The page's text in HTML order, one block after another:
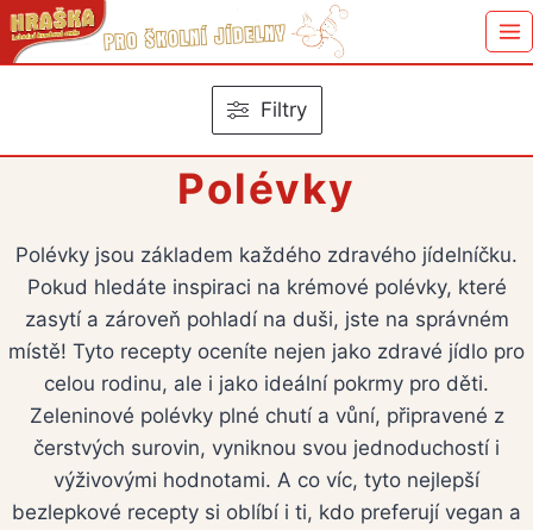
Přeskočit
na
Filtry
Polévky
Polévky jsou základem každého zdravého jídelníčku.
Pokud hledáte inspiraci na krémové polévky, které
zasytí a zároveň pohladí na duši, jste na správném
místě! Tyto recepty oceníte nejen jako zdravé jídlo pro
celou rodinu, ale i jako ideální pokrmy pro děti.
Zeleninové polévky plné chutí a vůní, připravené z
čerstvých surovin, vyniknou svou jednoduchostí i
výživovými hodnotami. A co víc, tyto nejlepší
bezlepkové recepty si oblíbí i ti, kdo preferují vegan a